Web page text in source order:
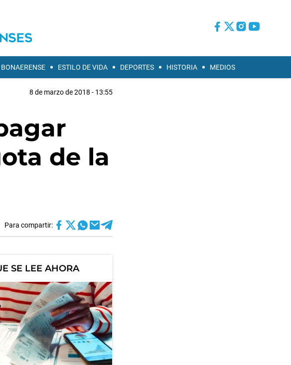
ESTILO DE VIDA DEPORTES HISTORIA MEDIOS
8 de marzo de 2018 - 13:55
de la
Para compartir:
SE LEE AHORA